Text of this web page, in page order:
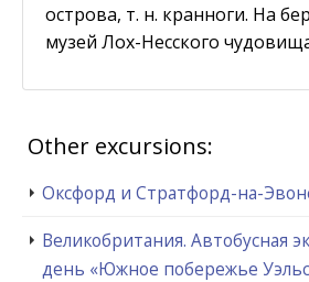
острова, т. н. кранноги. На
музей Лох-Несского
Other excursions:
Оксфорд и Стратфорд-на-
Великобритания. Автобусная
день «Южное побережье